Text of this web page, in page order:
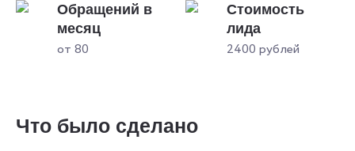
Обращений в
месяц
от 80
Стоимость
лида
2400 рублей
Что было сделано